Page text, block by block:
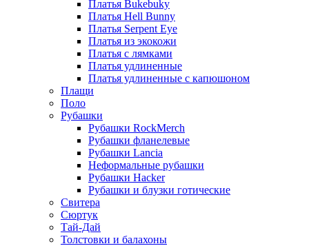
Платья Bukebuky
Платья Hell Bunny
Платья Serpent Eye
Платья из экокожи
Платья с лямками
Платья удлиненные
Платья удлиненные с капюшоном
Плащи
Поло
Рубашки
Рубашки RockMerch
Рубашки фланелевые
Рубашки Lancia
Неформальные рубашки
Рубашки Hacker
Рубашки и блузки готические
Свитера
Сюртук
Тай-Дай
Толстовки и балахоны